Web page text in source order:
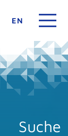
EN
Suche